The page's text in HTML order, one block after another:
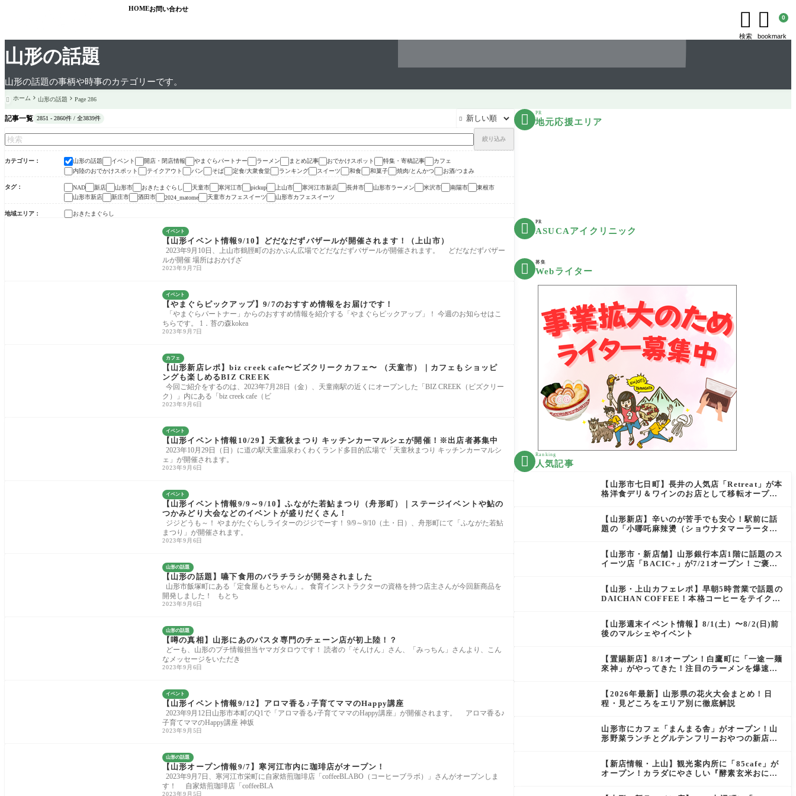
山形の話題
山形の話題の事柄や時事のカテゴリーです。
HOMEお問い合わせ 
検索
 0
bookmark
 ホーム 山形の話題 Page 286
記事一覧 2851 - 2860件 / 全3839件 
絞り込み
カテゴリー 山形の話題 イベント 開店・閉店情報 やまぐらパートナー ラーメン まとめ記事 おでかけスポット 特集・寄稿記事
カフェ
内陸のおでかけスポット
テイクアウト パン そば 定食/大衆食堂 ランキング スイーツ 和食 和菓子 焼肉/とんかつ お酒/つまみ
タグ NAD 新店 山形市 おきたまぐらし 天童市 寒河江市 pickup 上山市 寒河江市新店 長井市 山形市ラーメン 米沢市 南陽市
東根市
山形市新店
新庄市 酒田市 2024_matome 天童市カフェスイーツ 山形市カフェスイーツ
地域エリア おきたまぐらし
イベント
【山形イベント情報9/10】どだなだずバザールが開催されます！（上山市）
2023年9月10日、上山市鶴脛町のおかぶん広場でどだなだずバザールが開催されます。 どだなだずバザー
ルが開催 場所はおかげざ
2023年9月7日
イベント
【やまぐらピックアップ】9/7のおすすめ情報をお届けです！
「やまぐらパートナー」からのおすすめ情報を紹介する「やまぐらピックアップ」！ 今週のお知らせはこ
ちらです。 1．苔の森kokea
2023年9月7日
カフェ
【山形新店レポ】biz creek cafe〜ビズクリークカフェ〜 （天童市）｜カフェもショッピ
ングも楽しめるBIZ CREEK
今回ご紹介をするのは、2023年7月28日（金）、天童南駅の近くにオープンした「BIZ CREEK（ビズクリー
ク）」内にある「biz creek cafe（ビ
2023年9月6日
イベント
【山形イベント情報10/29】天童秋まつり キッチンカーマルシェが開催！※出店者募集中
2023年10月29日（日）に道の駅天童温泉わくわくランド多目的広場で「天童秋まつり キッチンカーマルシ
ェ」が開催されます。
2023年9月6日
イベント
【山形イベント情報9/9～9/10】ふながた若鮎まつり（舟形町）｜ステージイベントや鮎の
つかみどり大会などのイベントが盛りだくさん！
ジジどうも～！ やまがたぐらしライターのジジでーす！ 9/9～9/10（土・日）、舟形町にて「ふながた若鮎
まつり」が開催されます。
2023年9月6日
山形の話題
【山形の話題】嚥下食用のバラチラシが開発されました
山形市飯塚町にある「定食屋もとちゃん」。 食育インストラクターの資格を持つ店主さんが今回新商品を
開発しました！ もとち
2023年9月6日
山形の話題
【噂の真相】山形にあのパスタ専門のチェーン店が初上陸！？
どーも、山形のプチ情報担当ヤマガタロウです！ 読者の「そんけん」さん、「みっちん」さんより、こん
なメッセージをいただき
2023年9月6日
イベント
【山形イベント情報9/12】アロマ香る♪子育てママのHappy講座
2023年9月12日山形市本町のQ1で「アロマ香る♪子育てママのHappy講座」が開催されます。 アロマ香る♪
子育てママのHappy講座 神坂
2023年9月5日
山形の話題
【山形オープン情報9/7】寒河江市内に珈琲店がオープン！
2023年9月7日、寒河江市栄町に自家焙煎珈琲店「coffeeBLABO（コーヒーブラボ）」さんがオープンしま
す！ 自家焙煎珈琲店「coffeeBLA
2023年9月5日
 PR
地元応援エリア
 PR
ASUCAアイクリニック
 募集
Webライター
 Ranking
人気記事
【山形市七日町】長井の人気店「Retreat」が本
格洋食デリ＆ワインのお店として移転オープン
【山形新店】辛いのが苦手でも安心！駅前に話
題の「小哪吒麻辣燙（ショウナタマーラータ
【山形市・新店舗】山形銀行本店1階に話題のス
イーツ店「BACIC+」が7/21オープン！ご褒美
【山形・上山カフェレポ】早朝5時営業で話題の
DAICHAN COFFEE！本格コーヒーをテイクア
【山形週末イベント情報】8/1(土）〜8/2(日)前
後のマルシェやイベント
【置賜新店】8/1オープン！白鷹町に「一途一麺
來神」がやってきた！注目のラーメンを爆速実
【2026年最新】山形県の花火大会まとめ！日
程・見どころをエリア別に徹底解説
山形市にカフェ「まんまる舎」がオープン！山
形野菜ランチとグルテンフリーおやつの新店情
【新店情報・上山】観光案内所に「85cafe」が
オープン！カラダにやさしい『酵素玄米おにぎ